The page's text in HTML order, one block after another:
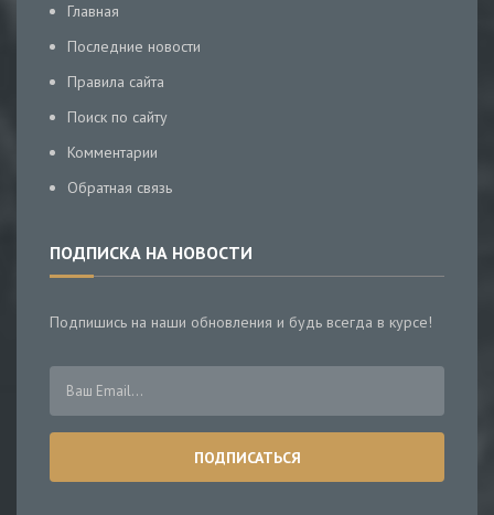
Главная
Последние новости
Правила сайта
Поиск по сайту
Комментарии
Обратная связь
ПОДПИСКА НА НОВОСТИ
Подпишись на наши обновления и будь всегда в курсе!